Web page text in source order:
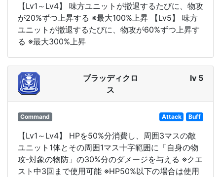
【Lv1～Lv4】 味方ユニットが撤退するたびに、物攻
が20%ずつ上昇する ※最大100%上昇 【Lv5】 味方
ユニットが撤退するたびに、物攻が60%ずつ上昇す
る ※最大300%上昇
ブラッディクロ
ス
lv 5
Command Attack Buff
【Lv1～Lv4】 HPを50%分消費し、周囲3マスの敵
ユニット1体とその周囲1マス十字範囲に「自身の物
攻-対象の物防」の30%分のダメージを与える ※クエ
スト中3回まで使用可能 ※HP50%以下の場合は使用